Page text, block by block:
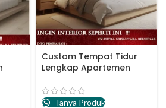
Custom Tempat Tidur
Lengkap Apartemen
Tanya Produk